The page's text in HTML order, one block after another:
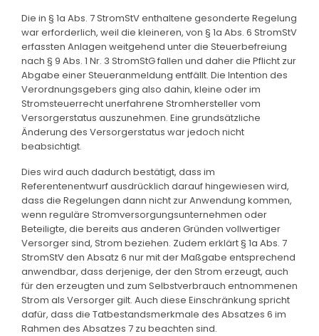
Die in § 1a Abs. 7 StromStV enthaltene gesonderte Regelung
war erforderlich, weil die kleineren, von § 1a Abs. 6 StromStV
erfassten Anlagen weitgehend unter die Steuerbefreiung
nach § 9 Abs. 1 Nr. 3 StromStG fallen und daher die Pflicht zur
Abgabe einer Steueranmeldung entfällt. Die Intention des
Verordnungsgebers ging also dahin, kleine oder im
Stromsteuerrecht unerfahrene Stromhersteller vom
Versorgerstatus auszunehmen. Eine grundsätzliche
Änderung des Versorgerstatus war jedoch nicht
beabsichtigt.
Dies wird auch dadurch bestätigt, dass im
Referentenentwurf ausdrücklich darauf hingewiesen wird,
dass die Regelungen dann nicht zur Anwendung kommen,
wenn reguläre Stromversorgungsunternehmen oder
Beteiligte, die bereits aus anderen Gründen vollwertiger
Versorger sind, Strom beziehen. Zudem erklärt § 1a Abs. 7
StromStV den Absatz 6 nur mit der Maßgabe entsprechend
anwendbar, dass derjenige, der den Strom erzeugt, auch
für den erzeugten und zum Selbstverbrauch entnommenen
Strom als Versorger gilt. Auch diese Einschränkung spricht
dafür, dass die Tatbestandsmerkmale des Absatzes 6 im
Rahmen des Absatzes 7 zu beachten sind.